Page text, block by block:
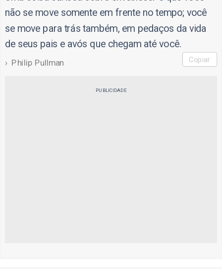
não se move somente em frente no tempo; você
se move para trás também, em pedaços da vida
de seus pais e avós que chegam até você.
Philip Pullman Copiar
PUBLICIDADE